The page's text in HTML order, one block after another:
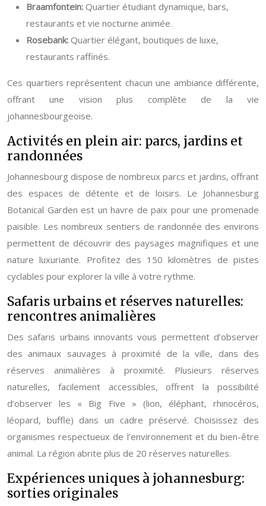
Braamfontein: Quartier étudiant dynamique, bars,
restaurants et vie nocturne animée.
Rosebank: Quartier élégant, boutiques de luxe,
restaurants raffinés.
Ces quartiers représentent chacun une ambiance différente,
offrant une vision plus complète de la vie
johannesbourgeoise.
Activités en plein air: parcs, jardins et
randonnées
Johannesbourg dispose de nombreux parcs et jardins, offrant
des espaces de détente et de loisirs. Le Johannesburg
Botanical Garden est un havre de paix pour une promenade
paisible. Les nombreux sentiers de randonnée des environs
permettent de découvrir des paysages magnifiques et une
nature luxuriante. Profitez des 150 kilomètres de pistes
cyclables pour explorer la ville à votre rythme.
Safaris urbains et réserves naturelles:
rencontres animalières
Des safaris urbains innovants vous permettent d’observer
des animaux sauvages à proximité de la ville, dans des
réserves animalières à proximité. Plusieurs réserves
naturelles, facilement accessibles, offrent la possibilité
d’observer les « Big Five » (lion, éléphant, rhinocéros,
léopard, buffle) dans un cadre préservé. Choisissez des
organismes respectueux de l’environnement et du bien-être
animal. La région abrite plus de 20 réserves naturelles.
Expériences uniques à johannesburg:
sorties originales